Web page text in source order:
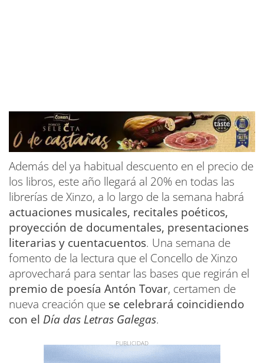
Además del ya habitual descuento en el precio de
los libros, este año llegará al 20% en todas las
librerías de Xinzo, a lo largo de la semana habrá
actuaciones musicales, recitales poéticos,
proyección de documentales, presentaciones
literarias y cuentacuentos. Una semana de
fomento de la lectura que el Concello de Xinzo
aprovechará para sentar las bases que regirán el
premio de poesía Antón Tovar, certamen de
nueva creación que se celebrará coincidiendo
con el Día das Letras Galegas.